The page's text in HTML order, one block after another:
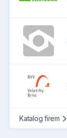
Katalog firem